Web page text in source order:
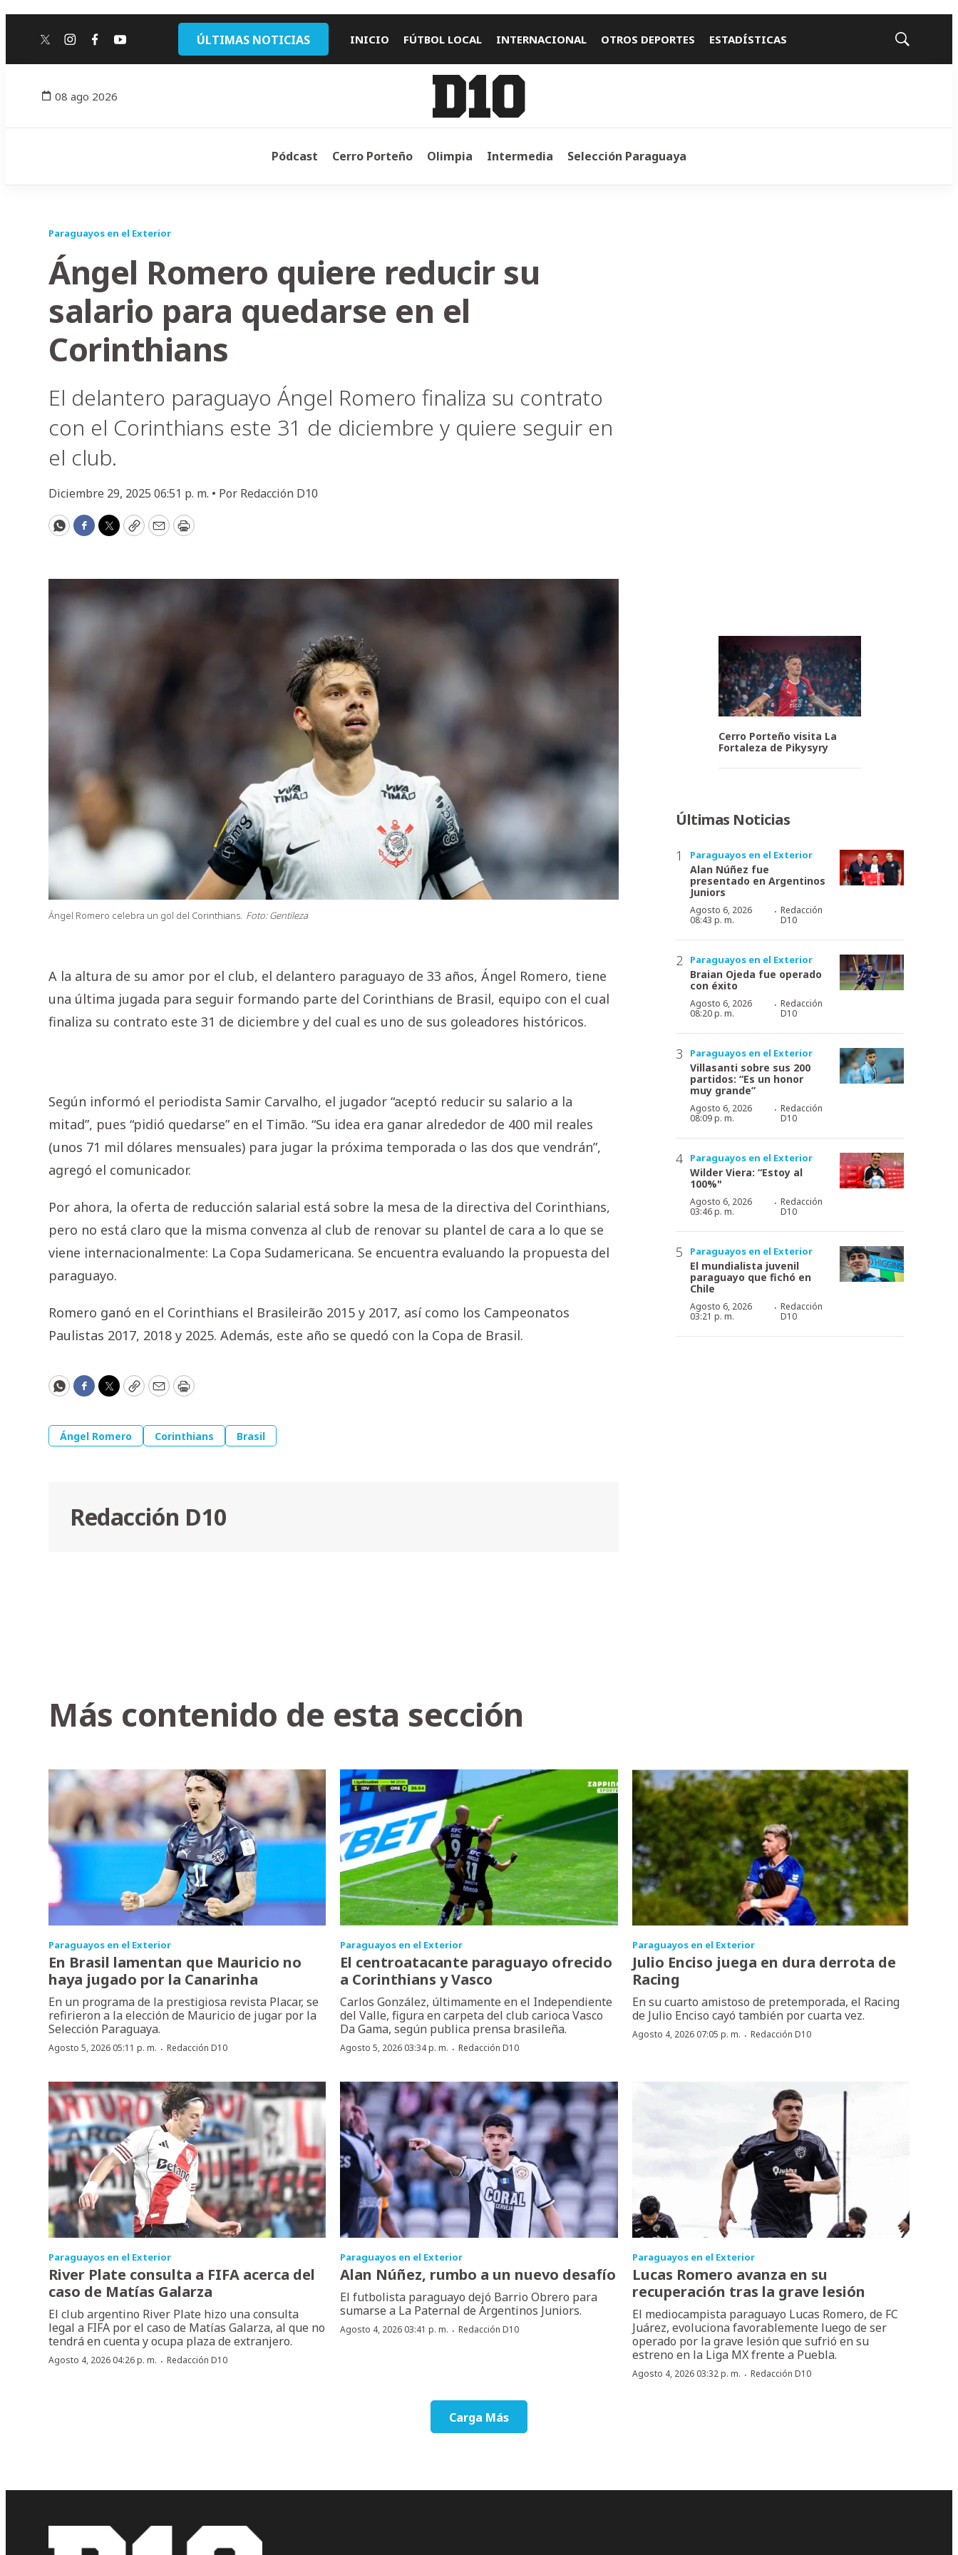
twitterinstagram
facebook
youtube ÚLTIMAS NOTICIAS INICIO FÚTBOL LOCAL INTERNACIONAL OTROS DEPORTES ESTADÍSTICAS
Mostrar
08 ago 2026
Pódcast Cerro Porteño Olimpia Intermedia Selección Paraguaya
Paraguayos en el Exterior
Ángel Romero quiere reducir su
salario para quedarse en el
Corinthians
El delantero paraguayo Ángel Romero finaliza su contrato
con el Corinthians este 31 de diciembre y quiere seguir en
el club.
Diciembre 29, 2025 06:51 p. m. • Por Redacción D10
WhatsApp
Facebook
Twitter
CopyEmailPrint
Ángel Romero celebra un gol del Corinthians. Foto: Gentileza
A la altura de su amor por el club, el delantero paraguayo de 33 años, Ángel Romero, tiene
una última jugada para seguir formando parte del Corinthians de Brasil, equipo con el cual
finaliza su contrato este 31 de diciembre y del cual es uno de sus goleadores históricos.
Según informó el periodista Samir Carvalho, el jugador “aceptó reducir su salario a la
mitad”, pues “pidió quedarse” en el Timão. “Su idea era ganar alrededor de 400 mil reales
(unos 71 mil dólares mensuales) para jugar la próxima temporada o las dos que vendrán”,
agregó el comunicador.
Por ahora, la oferta de reducción salarial está sobre la mesa de la directiva del Corinthians,
pero no está claro que la misma convenza al club de renovar su plantel de cara a lo que se
viene internacionalmente: La Copa Sudamericana. Se encuentra evaluando la propuesta del
paraguayo.
Romero ganó en el Corinthians el Brasileirão 2015 y 2017, así como los Campeonatos
Paulistas 2017, 2018 y 2025. Además, este año se quedó con la Copa de Brasil.
WhatsApp
Facebook
Twitter
CopyEmailPrint
Ángel Romero Corinthians Brasil
Redacción D10
Cerro Porteño visita La
Fortaleza de Pikysyry
Últimas Noticias
Paraguayos en el Exterior
Alan Núñez fue
presentado en Argentinos
Juniors
Agosto 6, 2026
08:43 p. m.
· Redacción
D10
Paraguayos en el Exterior
Braian Ojeda fue operado
con éxito
Agosto 6, 2026
08:20 p. m.
· Redacción
D10
Paraguayos en el Exterior
Villasanti sobre sus 200
partidos: “Es un honor
muy grande”
Agosto 6, 2026
08:09 p. m.
· Redacción
D10
Paraguayos en el Exterior
Wilder Viera: “Estoy al
100%"
Agosto 6, 2026
03:46 p. m.
· Redacción
D10
Paraguayos en el Exterior
El mundialista juvenil
paraguayo que fichó en
Chile
Agosto 6, 2026
03:21 p. m.
· Redacción
D10
Más contenido de esta sección
Paraguayos en el Exterior
En Brasil lamentan que Mauricio no
haya jugado por la Canarinha
En un programa de la prestigiosa revista Placar, se
refirieron a la elección de Mauricio de jugar por la
Selección Paraguaya.
Agosto 5, 2026 05:11 p. m. · Redacción D10
Paraguayos en el Exterior
El centroatacante paraguayo ofrecido
a Corinthians y Vasco
Carlos González, últimamente en el Independiente
del Valle, figura en carpeta del club carioca Vasco
Da Gama, según publica prensa brasileña.
Agosto 5, 2026 03:34 p. m. ·Redacción D10
Paraguayos en el Exterior
Julio Enciso juega en dura derrota de
Racing
En su cuarto amistoso de pretemporada, el Racing
de Julio Enciso cayó también por cuarta vez.
Agosto 4, 2026 07:05 p. m. · Redacción D10
Paraguayos en el Exterior
River Plate consulta a FIFA acerca del
caso de Matías Galarza
El club argentino River Plate hizo una consulta
legal a FIFA por el caso de Matías Galarza, al que no
tendrá en cuenta y ocupa plaza de extranjero.
Agosto 4, 2026 04:26 p. m. · Redacción D10
Paraguayos en el Exterior
Alan Núñez, rumbo a un nuevo desafío
El futbolista paraguayo dejó Barrio Obrero para
sumarse a La Paternal de Argentinos Juniors.
Agosto 4, 2026 03:41 p. m. ·Redacción D10
Paraguayos en el Exterior
Lucas Romero avanza en su
recuperación tras la grave lesión
El mediocampista paraguayo Lucas Romero, de FC
Juárez, evoluciona favorablemente luego de ser
operado por la grave lesión que sufrió en su
estreno en la Liga MX frente a Puebla.
Agosto 4, 2026 03:32 p. m. · Redacción D10
Carga Más